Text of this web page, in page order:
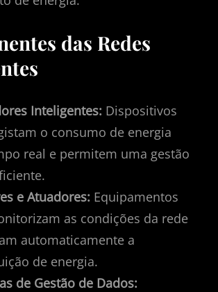
das Redes
Inteligentes: Dispositivos
o consumo de energia
real e permitem uma gestão
e Atuadores: Equipamentos
as condições da rede
automaticamente a
de energia.
de Gestão de Dados: